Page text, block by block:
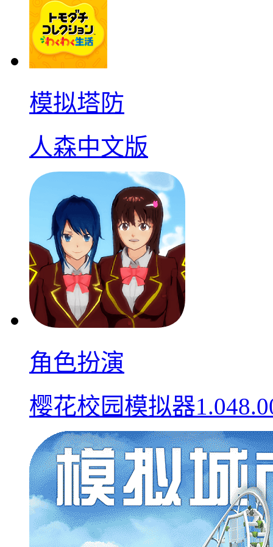
模拟塔防
人森中文版
角色扮演
樱花校园模拟器